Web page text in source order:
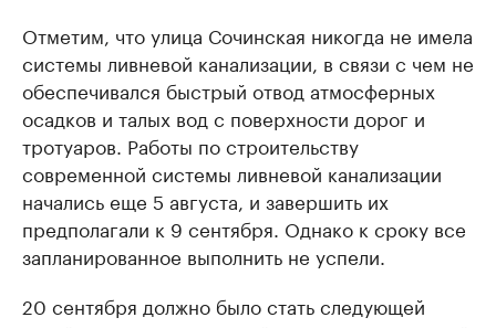
Отметим, что улица Сочинская никогда не имела
системы ливневой канализации, в связи с чем не
обеспечивался быстрый отвод атмосферных
осадков и талых вод с поверхности дорог и
тротуаров. Работы по строительству
современной системы ливневой канализации
начались еще 5 августа, и завершить их
предполагали к 9 сентября. Однако к сроку все
запланированное выполнить не успели.
20 сентября должно было стать следующей